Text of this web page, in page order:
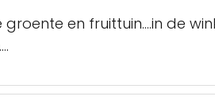
en fruittuin....in de